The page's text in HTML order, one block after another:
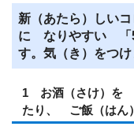
新（あたら）しい
に なりやすい 「
す。気（き）をつけ
1 お酒（さけ）を
たり、 ご飯（はん